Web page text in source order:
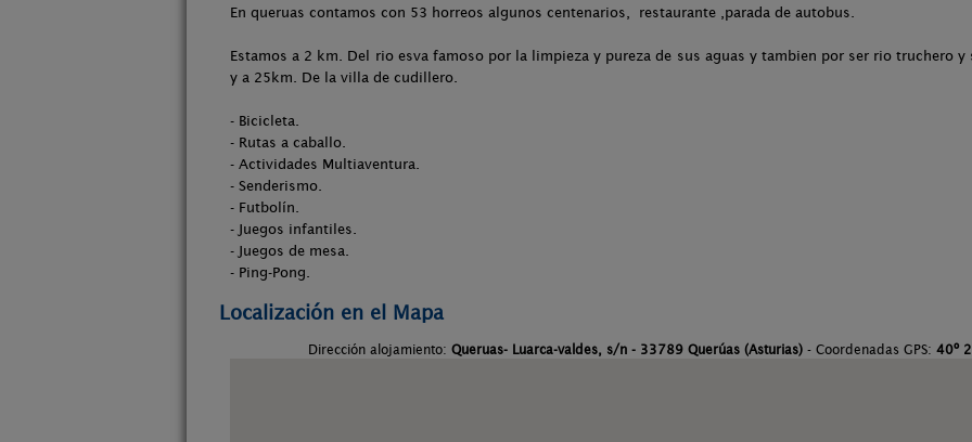
En queruas contamos con 53 horreos algunos centenarios, restaurante ,parada de autobus.
Estamos a 2 km. Del rio esva famoso por la limpieza y pureza de sus aguas y tambien por ser rio truchero
y a 25km. De la villa de cudillero.
- Bicicleta.
- Rutas a caballo.
- Actividades Multiaventura.
- Senderismo.
- Futbolín.
- Juegos infantiles.
- Juegos de mesa.
- Ping-Pong.
Localización en el Mapa
Dirección alojamiento: Queruas- Luarca-valdes, s/n - 33789 Querúas (Asturias) - Coordenadas GPS: 40º